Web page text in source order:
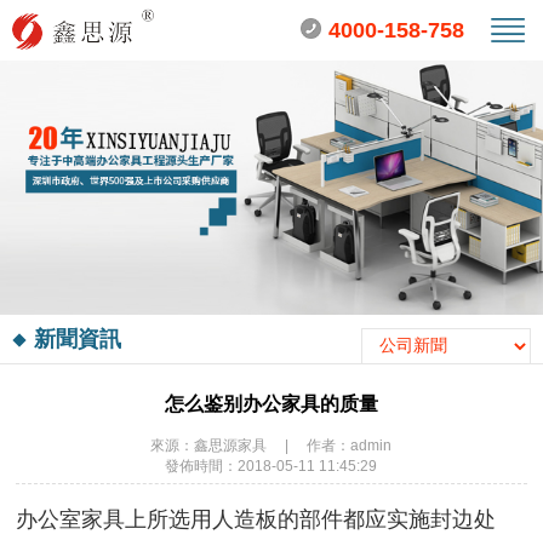
4000-158-758
新聞資訊
怎么鉴别办公家具的质量
來源：鑫思源家具
作者：admin
發佈時間：2018-05-11 11:45:29
办公室家具上所选用人造板的部件都应实施封边处